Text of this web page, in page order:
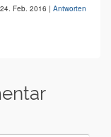
24. Feb. 2016 | Antworten